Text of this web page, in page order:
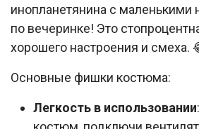
инопланетянина с маленькими
по вечеринке! Это
хорошего настроения и смеха.
Основные фишки костюма:
Легкость в использовании